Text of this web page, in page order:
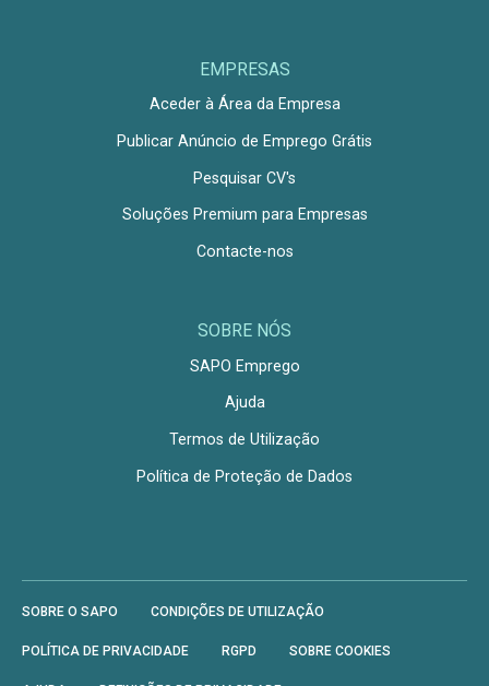
EMPRESAS
Aceder à Área da Empresa
Publicar Anúncio de Emprego Grátis
Pesquisar CV's
Soluções Premium para Empresas
Contacte-nos
SOBRE NÓS
SAPO Emprego
Ajuda
Termos de Utilização
Política de Proteção de Dados
SOBRE O SAPO CONDIÇÕES DE UTILIZAÇÃO
POLÍTICA DE PRIVACIDADE RGPD SOBRE COOKIES